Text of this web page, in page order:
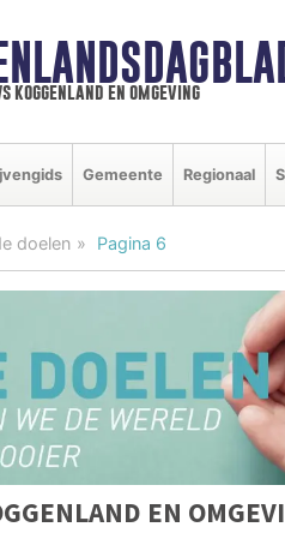
koggenland en omgeving
Gemeente Regionaal
doelen Pagina 6
EN